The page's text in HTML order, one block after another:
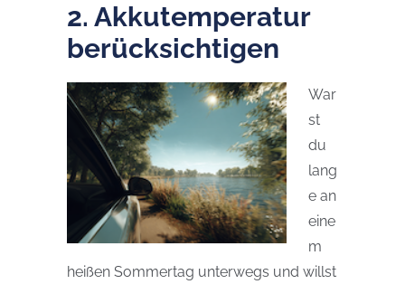
2. Akkutemperatur
berücksichtigen
War
st
du
lang
e an
eine
m
heißen Sommertag unterwegs und willst